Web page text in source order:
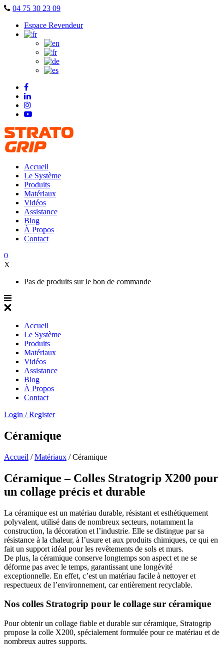
Skip
content
04 75 30 23 09
Espace Revendeur
Accueil
Le Système
Produits
Matériaux
Vidéos
Assistance
Blog
À Propos
Contact
0
X
Pas de produits sur le bon de commande
Accueil
Le Système
Produits
Matériaux
Vidéos
Assistance
Blog
À Propos
Contact
Login / Register
Céramique
Accueil /Matériaux /Céramique
Céramique – Colles Stratogrip X200 pour
un collage précis et durable
La céramique est un matériau durable, résistant et esthétiquement
polyvalent, utilisé dans de nombreux secteurs, notamment la
construction, la décoration et l’industrie. Elle se distingue par sa
résistance à la chaleur, à l’usure et aux produits chimiques, ce qui en
fait un support idéal pour les revêtements de sols et murs.
De plus, la céramique conserve longtemps son aspect et ne se
déforme pas avec le temps, garantissant une longévité
exceptionnelle. En effet, c’est un matériau facile à nettoyer et
respectueux de l’environnement, car entièrement recyclable.
Nos colles Stratogrip pour le collage sur céramique
Pour obtenir un collage fiable et durable sur céramique, Stratogrip
propose la colle X200, spécialement formulée pour ce matériau et de
nombreux autres supports.